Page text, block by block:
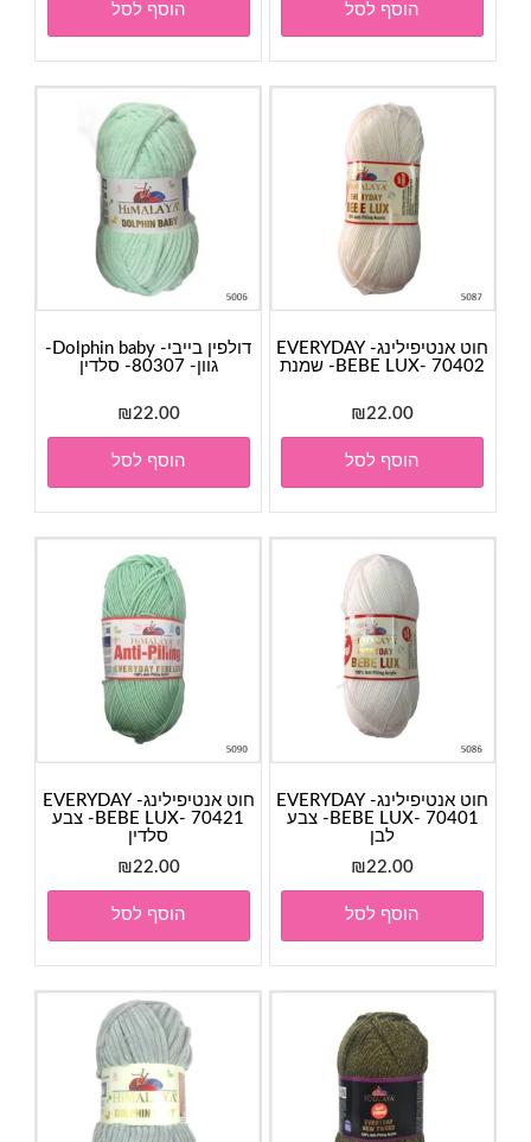
הוסף לסל הוסף לסל
דולפין בייבי- Dolphin baby-
גוון- 80307- סלדין
₪22.00
הוסף לסל
חוט אנטיפילינג- EVERYDAY
BEBE LUX- 70402- שמנת
₪22.00
הוסף לסל
חוט אנטיפילינג- EVERYDAY
BEBE LUX- 70421- צבע
סלדין
₪22.00
הוסף לסל
חוט אנטיפילינג- EVERYDAY
BEBE LUX- 70401- צבע
לבן
₪22.00
הוסף לסל